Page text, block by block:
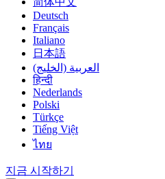
Deutsch
Français
Italiano
日本語
العربية (الخليج)
हिन्दी
Nederlands
Polski
Türkçe
Tiếng Việt
ไทย
지금 시작하기